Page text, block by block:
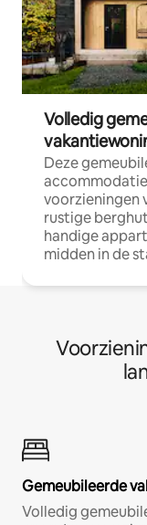
Volledig
Deze
voorzieningen
rustige
handige
midden in de
Gemeubileerde
Volledig